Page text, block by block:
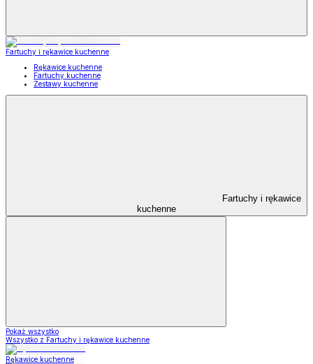
Fartuchy i rękawice kuchenne
Rękawice kuchenne
Fartuchy kuchenne
Zestawy kuchenne
Fartuchy i rękawice
kuchenne
Pokaż wszystko
Wszystko z Fartuchy i rękawice kuchenne
Rękawice kuchenne